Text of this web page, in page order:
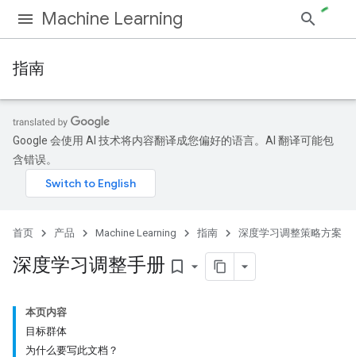
Machine Learning
指南
Google 会使用 AI 技术将内容翻译成您偏好的语言。AI 翻译可能包
含错误。
首页 产品 Machine Learning 指南 深度学习调整策略方案
深度学习调整手册 bookmark_border
本页内容
目标群体
为什么要写此文档？